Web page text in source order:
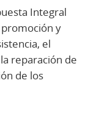
Integral
y
el
reparación de
de los